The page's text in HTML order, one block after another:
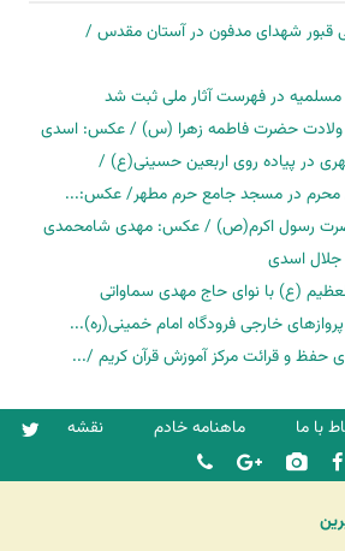
قبور شهدای مدفون در آستان مقدس /
در فهرست آثار ملی ثبت شد
ولادت حضرت فاطمه زهرا (س) / عکس: اسدی
در پیاده روی اربعین حسینی(ع) /
محرم در مسجد جامع حرم مطهر/ عکس:...
حضرت رسول اکرم(ص) / عکس: مهدی شامحمدی
اسدی
(ع) با نوای حاج مهدی سماواتی
خارجی فرودگاه امام خمینی(ره)...
حفظ و قرائت مرکز آموزش قرآن کریم /...
با ما ماهنامه خادم نقشه